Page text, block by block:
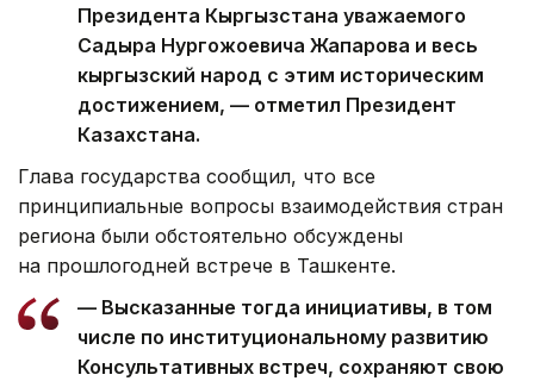
Президента Кыргызстана уважаемого
Садыра Нургожоевича Жапарова и весь
кыргызский народ с этим историческим
достижением, — отметил Президент
Казахстана.
Глава государства сообщил, что все
принципиальные вопросы взаимодействия стран
региона были обстоятельно обсуждены
на прошлогодней встрече в Ташкенте.
— Высказанные тогда инициативы, в том
числе по институциональному развитию
Консультативных встреч, сохраняют свою